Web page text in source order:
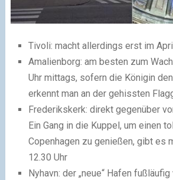
Tivoli: macht allerdings erst im
Amalienborg: am besten zum
Uhr mittags, sofern die Königin
erkennt man an der gehissten
Frederikskerk: direkt gegenüber
Ein Gang in die Kuppel, um einen
Copenhagen zu genießen, gibt es
12.30 Uhr
Nyhavn: der „neue“ Hafen